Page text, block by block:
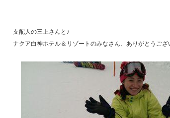
支配人の三上さんと♪
ナクア白神ホテル＆リゾートのみなさん、ありがとうござ